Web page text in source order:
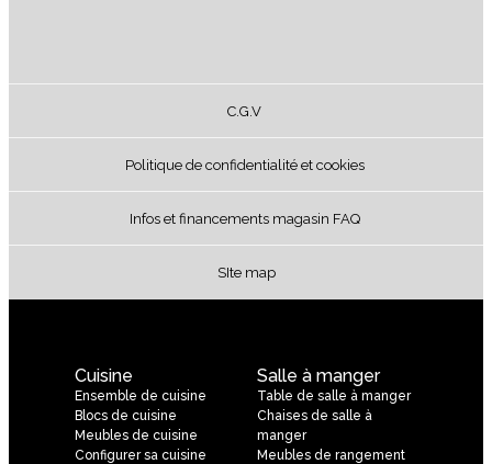
C.G.V
Politique de confidentialité et cookies
Infos et financements magasin FAQ
SIte map
Cuisine
Ensemble de cuisine
Blocs de cuisine
Meubles de cuisine
Configurer sa cuisine
Salle à manger
Table de salle à manger
Chaises de salle à
manger
Meubles de rangement